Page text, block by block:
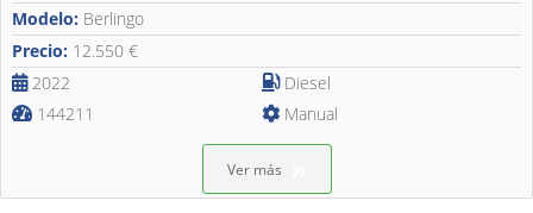
Modelo: Berlingo
Precio: 12.550 €
2022
144211
Diesel
Manual
Ver más